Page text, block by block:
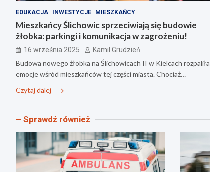
EDUKACJA INWESTYCJE MIESZKAŃCY
Mieszkańcy Ślichowic sprzeciwiają się budowie
żłobka: parkingi i komunikacja w zagrożeniu!
16 września 2025 Kamil Grudzień
Budowa nowego żłobka na Ślichowicach II w Kielcach rozpaliła
emocje wśród mieszkańców tej części miasta. Chociaż…
Czytaj dalej
Sprawdź również